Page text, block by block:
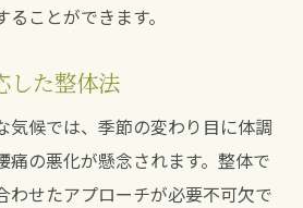
ことができます。
した整体法
気候では、季節の変わり目に体調
痛の悪化が懸念されます。整体で
わせたアプローチが必要不可欠で